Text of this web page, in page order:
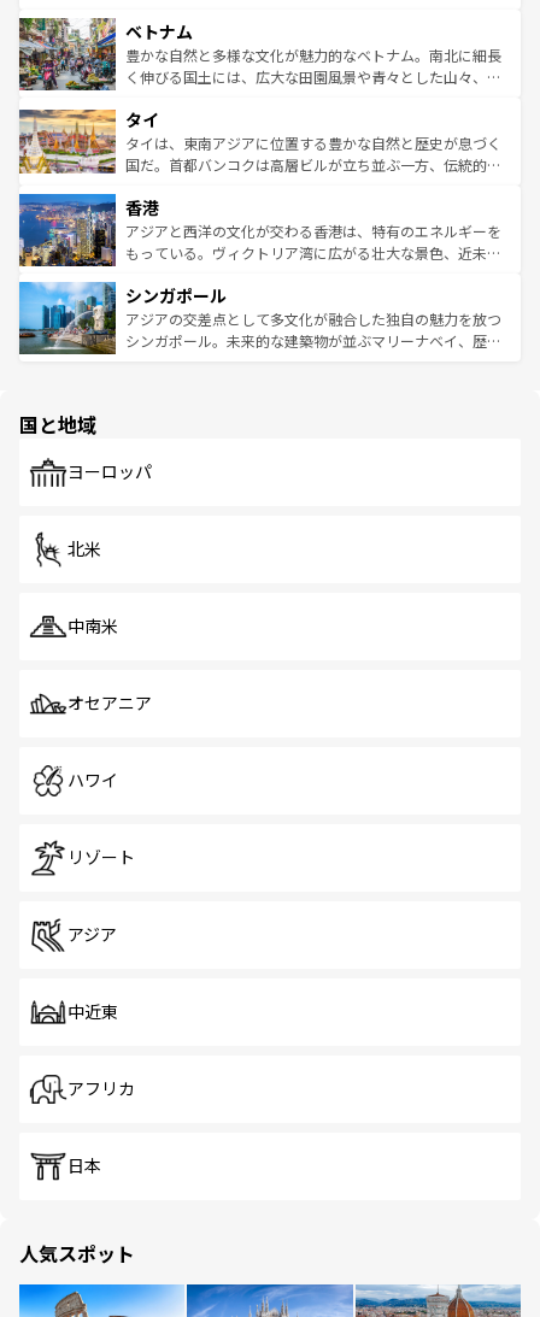
参照してほしい。
容にもいいと評判のスイーツなど、バラエティ豊かな料理
が味わえる。 なお、新着の台湾情報は コンテンツ一覧を参
照してほしい。
き、地方に足を延ばせば四季折々の自然美を楽しむことが
できる。そして、キムチや焼肉、絶品のストリートフード
まで、さまざまな韓国料理が待っている。夜には、韓国な
リティに包まれながら、韓国の多彩な魅力を心ゆくまで味
わってみてほしい。 なお、新着の韓国情報はコンテンツ一
覧を参照してほしい。
ベトナム
豊かな自然と多様な文化が魅力的なベトナム。南北に細長
く伸びる国土には、広大な田園風景や青々とした山々、世
急速な発展と共に伝統が息づく。ハノイの古い町並みやホ
ーチミン市のフランス統治時代の建物も、独特の雰囲気を
醸し出している。また、バラエティの豊かさとおいしさで
とつ。フォーやバインミー、ベトナムコーヒーなどは、ぜ
ひ現地で味わいたい。どの地域を訪れてもあたたかい人々
が旅行者を迎えてくれるので、きっと忘れられない旅にな
参照してほしい。
タイ
タイは、東南アジアに位置する豊かな自然と歴史が息づく
国だ。首都バンコクは高層ビルが立ち並ぶ一方、伝統的な
の活気が交差している。北部ではチェンマイなどの山岳地
帯で自然と触れ合い、南部ではプーケットやクラビの美し
いビーチでリゾート気分を楽しむことができる。タイ料理
激する。気候は一年中温暖で、どの季節にも異なる楽しみ
が待っている。親しみやすいタイの人々、仏教を中心とし
た文化、そして多様な観光資源が、訪れる旅人を魅了し続
香港
アジアと西洋の文化が交わる香港は、特有のエネルギーを
もっている。ヴィクトリア湾に広がる壮大な景色、近未来
み、どこを訪れても感動するはず。観光スポットが密集し
ており、効率よく見どころを回れるのも魅力。息をのむよ
うな絶景から文化的な体験まで、香港を存分に楽しみ尽く
シンガポール
アジアの交差点として多文化が融合した独自の魅力を放つ
シンガポール。未来的な建築物が並ぶマリーナベイ、歴史
で、ホーカーズは地元の風情を楽しめる外せないスポット
国と地域
ヨーロッパ
北米
中南米
オセアニア
ハワイ
リゾート
アジア
中近東
アフリカ
日本
人気スポット